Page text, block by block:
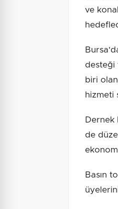
ve
desteği
biri
hizmeti
Dernek
de
Basın